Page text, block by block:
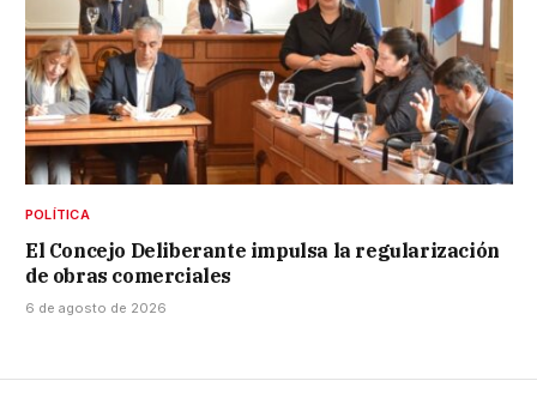
POLÍTICA
El Concejo Deliberante impulsa la regularización
de obras comerciales
6 de agosto de 2026